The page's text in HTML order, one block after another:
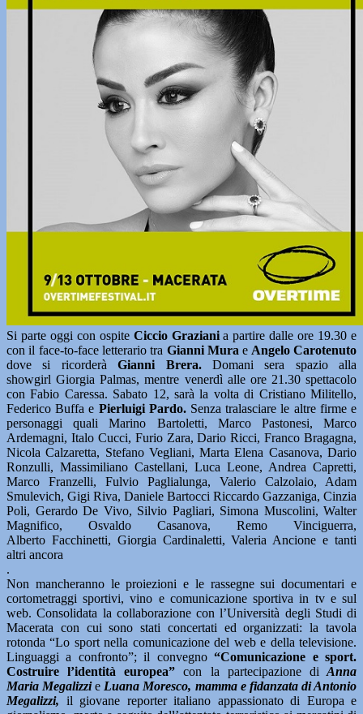
Si parte oggi con ospite Ciccio Graziania partire dalle ore 19.30 e
con il face-to-face letterario tra Gianni Mura e Angelo Carotenuto
dove si ricorderàGianni Brera.Domani sera spazio alla
showgirl Giorgia Palmas, mentre venerdì alle ore 21.30 spettacolo
con Fabio Caressa. Sabato 12, sarà la volta di Cristiano Militello,
Federico Buffa e Pierluigi Pardo.Senza tralasciare le altre firme e
personaggi quali Marino Bartoletti, Marco Pastonesi, Marco
Ardemagni, Italo Cucci, Furio Zara, Dario Ricci, Franco Bragagna,
Nicola Calzaretta, Stefano Vegliani, Marta Elena Casanova, Dario
Ronzulli, Massimiliano Castellani, Luca Leone, Andrea Capretti,
Marco Franzelli, Fulvio Paglialunga, Valerio Calzolaio, Adam
Smulevich, Gigi Riva, Daniele Bartocci Riccardo Gazzaniga, Cinzia
Poli, Gerardo De Vivo, Silvio Pagliari, Simona Muscolini, Walter
Magnifico, Osvaldo Casanova, Remo Vinciguerra,
Alberto Facchinetti, Giorgia Cardinaletti, Valeria Ancione e tanti
altri ancora
.
Non mancheranno le proiezioni e le rassegne sui documentari e
cortometraggi sportivi, vino e comunicazione sportiva in tv e sul
web. Consolidata la collaborazione con l’Università degli Studi di
Macerata con cui sono stati concertati ed organizzati: la tavola
rotonda “Lo sport nella comunicazione del web e della televisione.
Linguaggi a confronto”; il convegno“Comunicazione e sport.
Costruire l’identità europea” con la partecipazione di Anna
Maria Megalizzi e Luana Moresco, mamma e fidanzata di Antonio
Megalizzi, il giovane reporter italiano appassionato di Europa e